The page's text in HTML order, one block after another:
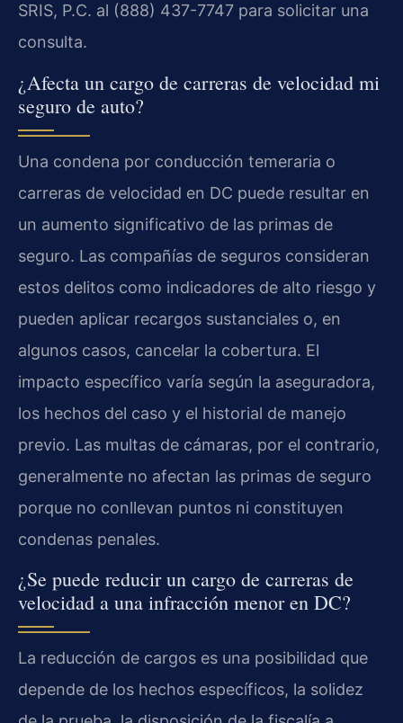
SRIS, P.C. al (888) 437-7747 para solicitar una
consulta.
¿Afecta un cargo de carreras de velocidad mi
seguro de auto?
Una condena por conducción temeraria o
carreras de velocidad en DC puede resultar en
un aumento significativo de las primas de
seguro. Las compañías de seguros consideran
estos delitos como indicadores de alto riesgo y
pueden aplicar recargos sustanciales o, en
algunos casos, cancelar la cobertura. El
impacto específico varía según la aseguradora,
los hechos del caso y el historial de manejo
previo. Las multas de cámaras, por el contrario,
generalmente no afectan las primas de seguro
porque no conllevan puntos ni constituyen
condenas penales.
¿Se puede reducir un cargo de carreras de
velocidad a una infracción menor en DC?
La reducción de cargos es una posibilidad que
depende de los hechos específicos, la solidez